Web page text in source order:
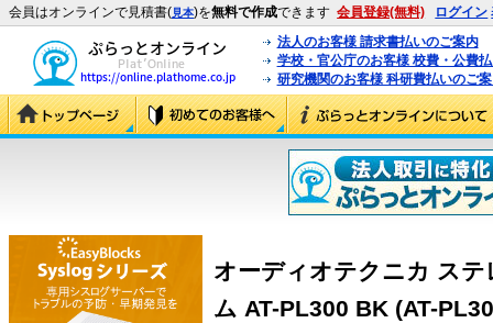
会員はオンラインで見積書(見本)を無料で作成できます 会員登録(無料) ログイン
法人のお客様 請求書払いのご案内
学校・官公庁のお客様 校費・公費
研究機関のお客様 科研費払いのご
オーディオテクニカ ス
ム AT-PL300 BK (AT-